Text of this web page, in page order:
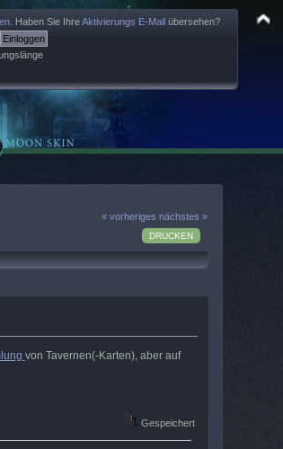
. Haben Sie IhreAktivierungs E-Mail übersehen?
« vorheriges nächstes »
DRUCKEN
von Tavernen(-Karten), aber auf
Gespeichert